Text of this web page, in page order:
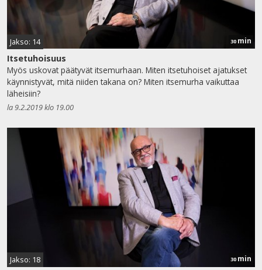
Jakso: 14 30 min
Itsetuhoisuus
Myös uskovat päätyvät itsemurhaan. Miten itsetuhoiset ajatukset
käynnistyvät, mitä niiden takana on? Miten itsemurha vaikuttaa
läheisiin?
la 9.2.2019 klo 19.00
Jakso: 18 30 min